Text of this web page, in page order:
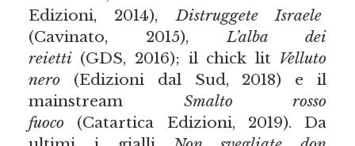
Edizioni, 2014),Distruggete Israele
(Cavinato, 2015),L’alba dei
reietti(GDS, 2016); il chick lit Velluto
nero(Edizioni dal Sud, 2018) e il
mainstream Smalto rosso
fuoco(Catartica Edizioni, 2019). Da